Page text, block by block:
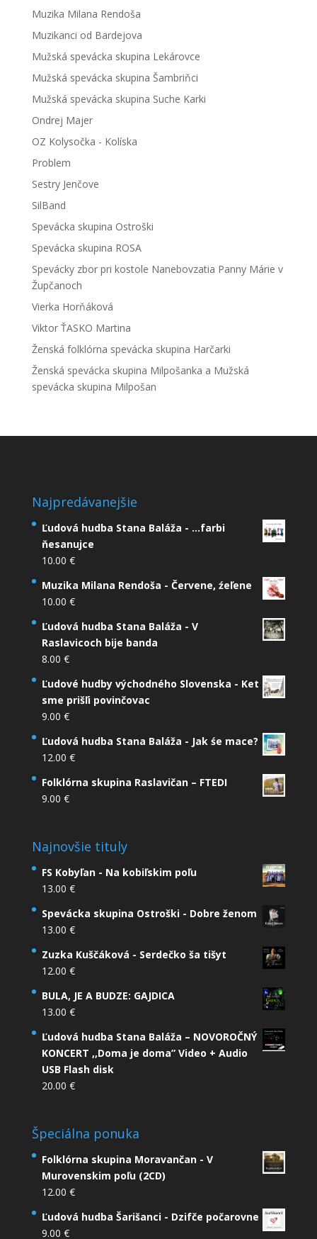
Muzika Milana Rendoša
Muzikanci od Bardejova
Mužská spevácka skupina Lekárovce
Mužská spevácka skupina Šambriňci
Mužská spevácka skupina Suche Karki
Ondrej Majer
OZ Kolysočka - Kolíska
Problem
Sestry Jenčove
SilBand
Spevácka skupina Ostroški
Spevácka skupina ROSA
Spevácky zbor pri kostole Nanebovzatia Panny Márie v
Župčanoch
Vierka Horňáková
Viktor ŤASKO Martina
Ženská folklórna spevácka skupina Harčarki
Ženská spevácka skupina Milpošanka a Mužská
spevácka skupina Milpošan
Najpredávanejšie
Ľudová hudba Stana Baláža - ...farbi
ňesanujce
10.00 €
Muzika Milana Rendoša - Červene, źeľene
10.00 €
Ľudová hudba Stana Baláža - V
Raslavicoch bije banda
8.00 €
Ľudové hudby východného Slovenska - Ket
sme prišľi povinčovac
9.00 €
Ľudová hudba Stana Baláža - Jak śe mace?
12.00 €
Folklórna skupina Raslavičan – FTEDI
9.00 €
Najnovšie tituly
FS Kobyľan - Na kobiľskim poľu
13.00 €
Spevácka skupina Ostroški - Dobre ženom
13.00 €
Zuzka Kuščáková - Serdečko ša tišyt
12.00 €
BULA, JE A BUDZE: GAJDICA
13.00 €
Ľudová hudba Stana Baláža – NOVOROČNÝ
KONCERT ,,Doma je doma” Video + Audio
USB Flash disk
20.00 €
Špeciálna ponuka
Folklórna skupina Moravančan - V
Murovenskim poľu (2CD)
12.00 €
Ľudová hudba Šarišanci - Dzifče počarovne
9.00 €